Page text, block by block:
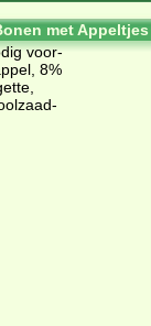
met
voor­
8%